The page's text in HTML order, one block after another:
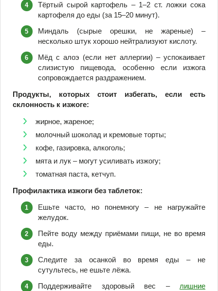
Тёртый сырой картофель – 1–2 ст. ложки сока
картофеля до еды (за 15–20 минут).
Миндаль (сырые орешки, не жареные) –
несколько штук хорошо нейтрализуют кислоту.
Мёд с алоэ (если нет аллергии) – успокаивает
слизистую пищевода, особенно если изжога
сопровождается раздражением.
Продукты, которых стоит избегать, если есть
склонность к изжоге:
жирное, жареное;
молочный шоколад и кремовые торты;
кофе, газировка, алкоголь;
мята и лук – могут усиливать изжогу;
томатная паста, кетчуп.
Профилактика изжоги без таблеток:
Ешьте часто, но понемногу – не нагружайте
желудок.
Пейте воду между приёмами пищи, не во время
еды.
Следите за осанкой во время еды – не
сутультесь, не ешьте лёжа.
Поддерживайте здоровый вес – лишние